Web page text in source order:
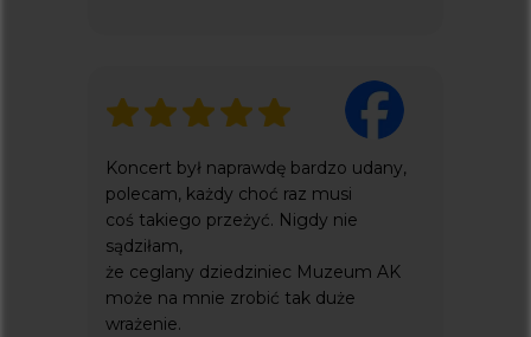
Koncert był naprawdę bardzo udany,
polecam, każdy choć raz musi
coś takiego przeżyć. Nigdy nie
sądziłam,
że ceglany dziedziniec Muzeum AK
może na mnie zrobić tak duże
wrażenie.
everlight concerts to projekt fundacji
pestka